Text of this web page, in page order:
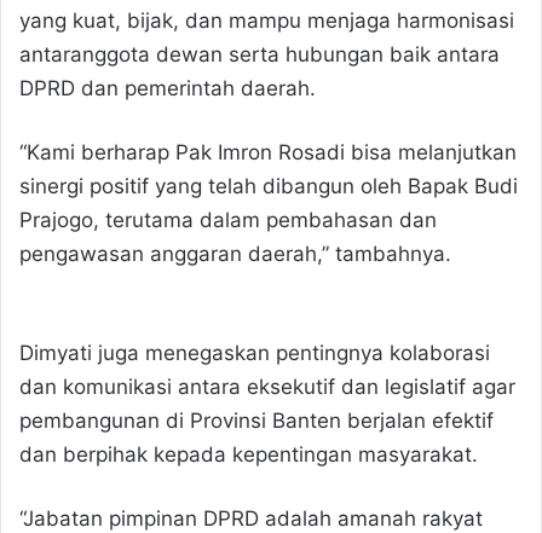
yang kuat, bijak, dan mampu menjaga harmonisasi
antaranggota dewan serta hubungan baik antara
DPRD dan pemerintah daerah.
“Kami berharap Pak Imron Rosadi bisa melanjutkan
sinergi positif yang telah dibangun oleh Bapak Budi
Prajogo, terutama dalam pembahasan dan
pengawasan anggaran daerah,” tambahnya.
Dimyati juga menegaskan pentingnya kolaborasi
dan komunikasi antara eksekutif dan legislatif agar
pembangunan di Provinsi Banten berjalan efektif
dan berpihak kepada kepentingan masyarakat.
“Jabatan pimpinan DPRD adalah amanah rakyat